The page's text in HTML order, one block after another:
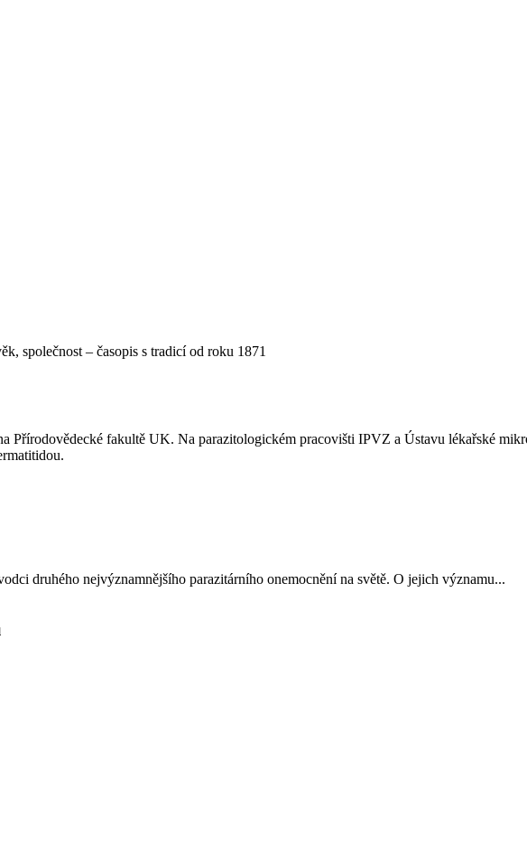
společnost – časopis s tradicí od roku 1871
Přírodovědecké fakultě UK. Na parazitologickém pracovišti IPVZ a Ústavu lékařské
druhého nejvýznamnějšího parazitárního onemocnění na světě. O jejich významu...